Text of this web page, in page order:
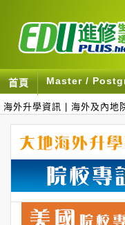
首頁 Master /
海外升學資訊 海外及內地